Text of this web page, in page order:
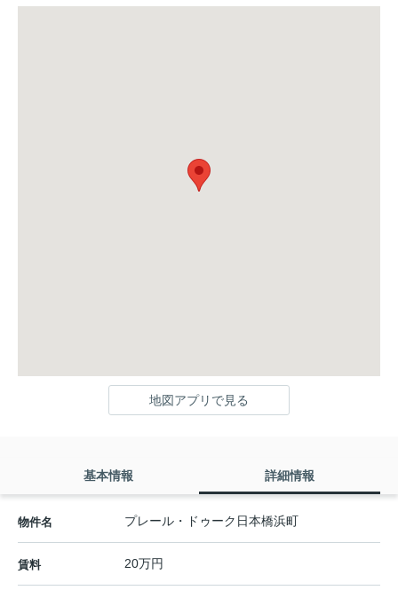
地図アプリで見る
基本情報 詳細情報
物件名 プレール・ドゥーク日本橋浜町
賃料 20万円